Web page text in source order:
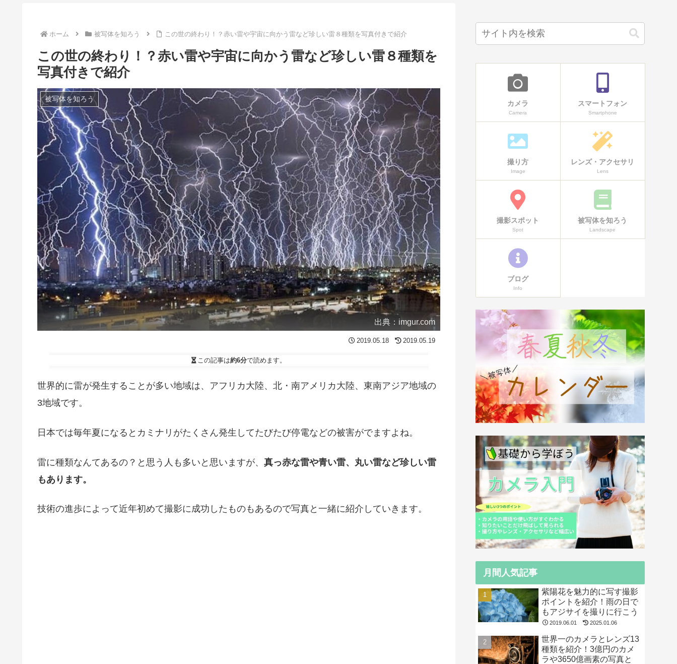
ホーム 被写体を知ろう この世の終わり！？赤い雷や宇宙に向かう雷など珍しい雷８種類を写真付きで紹介
この世の終わり！？赤い雷や宇宙に向かう雷など珍しい雷８種類を
写真付きで紹介
被写体を知ろう
出典：imgur.com
2019.05.18 2019.05.19
この記事は約6分で読めます。
世界的に雷が発生することが多い地域は、アフリカ大陸、北・南アメリカ大陸、東南アジア地域の
3地域です。
日本では毎年夏になるとカミナリがたくさん発生してたびたび停電などの被害がでますよね。
雷に種類なんてあるの？と思う人も多いと思いますが、 真っ赤な雷や青い雷、丸い雷など珍しい雷
もあります。
技術の進歩によって近年初めて撮影に成功したものもあるので写真と一緒に紹介していきます。
カメラ
Camera
スマートフォン
Smartphone
撮り方
Image
レンズ・アクセサリ
Lens
撮影スポット
Spot
被写体を知ろう
Landscape
ブログ
Info
月間人気記事
紫陽花を魅力的に写す撮影
ポイントを紹介！雨の日で
もアジサイを撮りに行こう
2019.06.01 2025.01.06
世界一のカメラとレンズ13
種類を紹介！3億円のカメ
ラや3650億画素の写真と